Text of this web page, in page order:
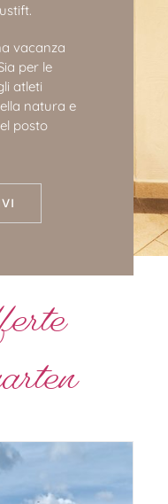
vacanza
per le
atleti
natura e
posto